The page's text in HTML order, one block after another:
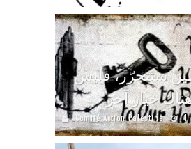
ستتحرّر، فليس
خيار آخر
Comité Action Palestine 1